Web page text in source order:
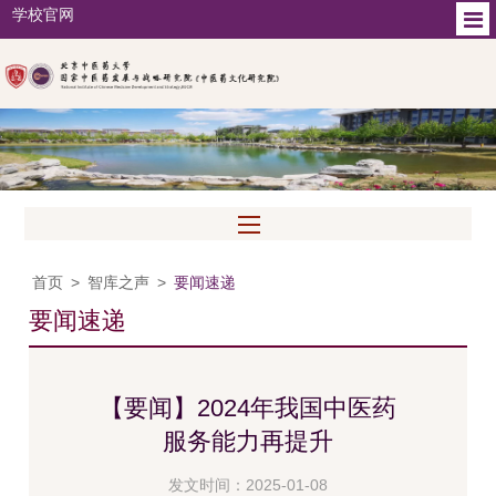
学校官网
首页 > 智库之声 > 要闻速递
要闻速递
【要闻】2024年我国中医药
服务能力再提升
发文时间：2025-01-08